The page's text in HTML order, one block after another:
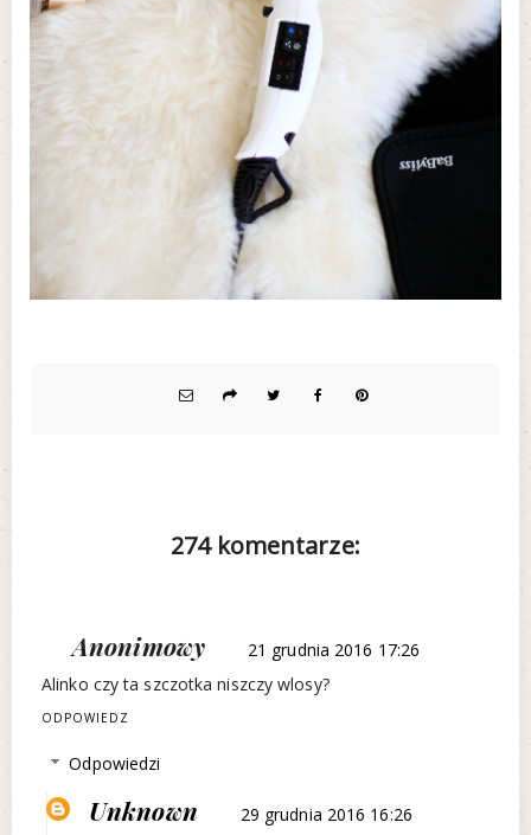
274 komentarze:
Anonimowy
21 grudnia 2016 17:26
Alinko czy ta szczotka niszczy wlosy?
ODPOWIEDZ
Odpowiedzi
Unknown
29 grudnia 2016 16:26